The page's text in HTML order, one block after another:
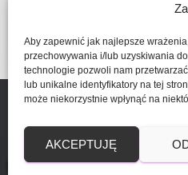
Aby zapewnić jak najlepsze
przechowywania i/lub uzyskiwania
technologie pozwoli nam
lub unikalne identyfikatory na tej
może niekorzystnie wpłynąć na
AKCEPTUJĘ
0